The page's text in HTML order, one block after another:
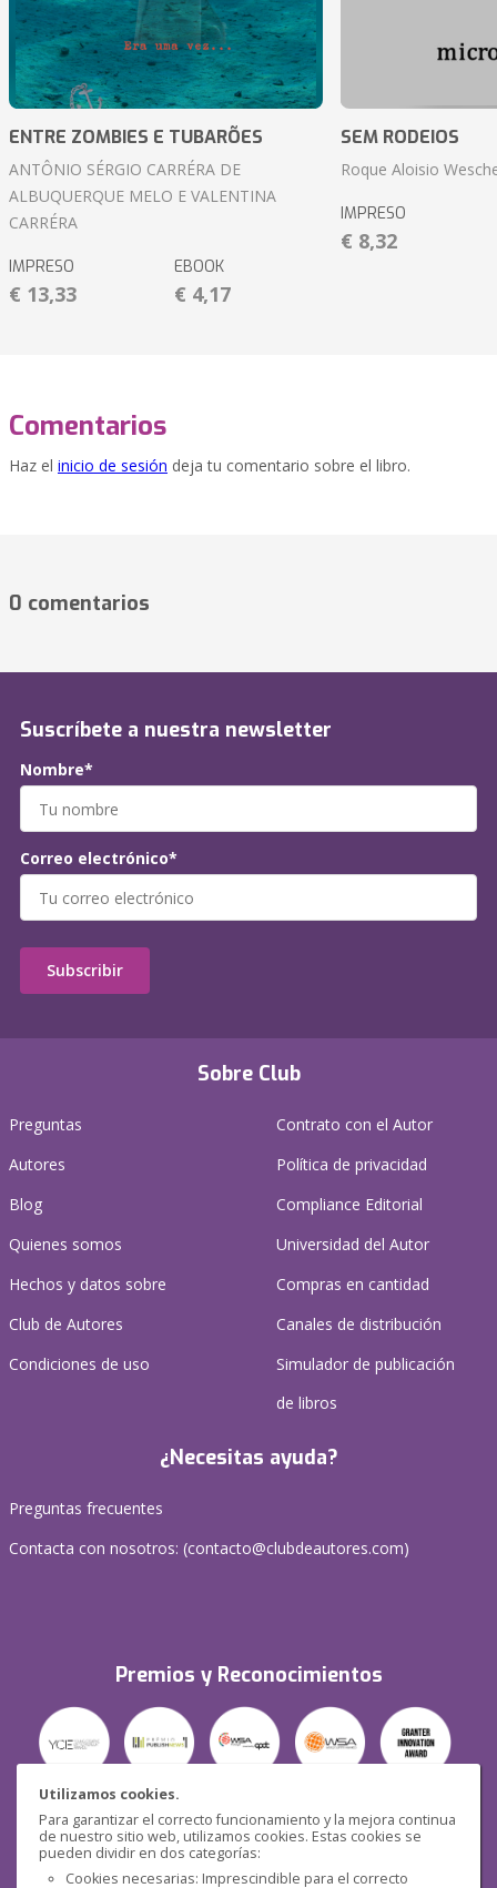
Utilizamos cookies.
Para garantizar el correcto funcionamiento y la mejora continua
de nuestro sitio web, utilizamos cookies. Estas cookies se
pueden dividir en dos categorías:
Cookies necesarias: Imprescindible para el correcto
ENTRE ZOMBIES E TUBARÕES
ANTÔNIO SÉRGIO CARRÉRA DE
ALBUQUERQUE MELO E VALENTINA
CARRÉRA
IMPRESO
€ 13,33
EBOOK
€ 4,17
SEM RODEIOS
Roque Aloisio
IMPRESO
€ 8,32
Comentarios
Haz el inicio de sesión deja tu comentario sobre el libro.
0 comentarios
Sobre Club
Preguntas
Autores
Blog
Quienes somos
Hechos y datos sobre
Club de Autores
Condiciones de uso
Contrato con el Autor
Política de privacidad
Compliance Editorial
Universidad del Autor
Compras en cantidad
Canales de distribución
Simulador de publicación
de libros
¿Necesitas ayuda?
Preguntas frecuentes
Contacta con nosotros: (contacto@clubdeautores.com)
Premios y Reconocimientos
Seguridad
Suscríbete a nuestra newsletter
Nombre*
Correo electrónico*
Subscribir